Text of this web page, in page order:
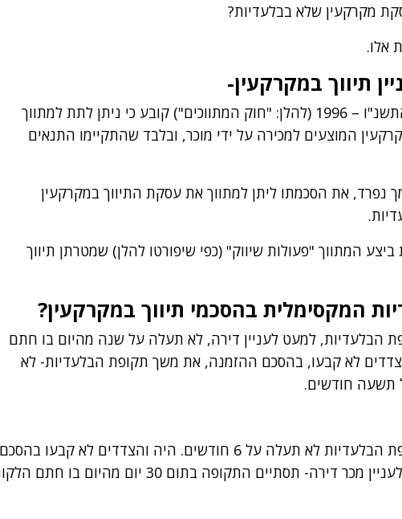
מקרקעין שלא בבלעדיות?
אלו.
תיווך במקרקעין-
חוק המתווכים במקרקעין, התשנ"ו – 1996 (להלן: "חוק המתווכים") קובע כי ניתן לתת למתווך
המוצעים למכירה על ידי מוכר, ובלבד שהתקיימו התנאים
נפרד, את הסכמתו ליתן למתווך את עסקת התיווך במקרקעין
המתווך "פעולות שיווק" (כפי שיפורטו להלן) שמטרתן תיווך
המקסימלית בהסכמי תיווך במקרקעין?
הבלעדיות, למעט לעניין דירה, לא תעלה על שנה מהיום בו חתם
לא קבעו, בהסכם ההזמנה, את משך תקופת הבלעדיות- לא
תשעה חודשים.
קובע חוק המתווכים כי תקופת הבלעדיות לא תעלה על 6 חודשים. היה והצדדים לא קבעו בהסכם
את משך תקופת הבלעדיות לעניין מכר דירה- תסתיים התקופה בתום 30 יום מהיום בו חתם